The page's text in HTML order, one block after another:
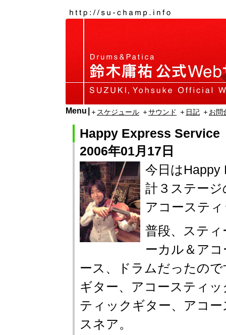
Menu スケジュール サウンド 日記 お問
Happy Express Service
2006年01月17日
今日はHappy
計３ステー
アコーステ
普段、ステ
ーカル＆ア
ース、ドラムだったの
ギター、アコースティ
ティックギター、アコ
スネア。